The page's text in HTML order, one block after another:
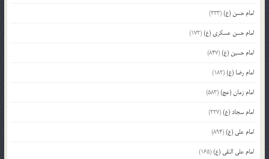
امام حسن (ع)(233)
امام حسن عسکری (ع)(172)
امام حسین (ع)(847)
امام رضا (ع)(182)
امام زمان (عج)(583)
امام سجاد (ع)(227)
امام علی (ع)(894)
امام علی النقی (ع)(165)